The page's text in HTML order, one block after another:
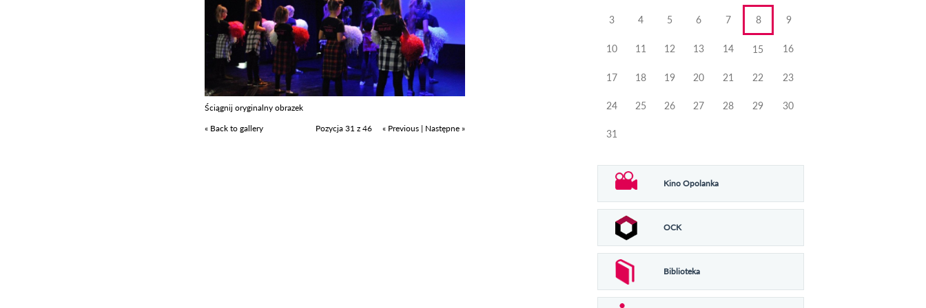
Ściągnij oryginalny obrazek
« Back to gallery
Pozycja 31 z 46 « Previous | Następne »
3 4 5 6 7 8 9
10 11 12 13 14 15 16
17 18 19 20 21 22 23
24 25 26 27 28 29 30
31
Kino Opolanka
OCK
Biblioteka